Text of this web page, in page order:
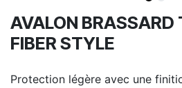
AVALON BRASSARD
FIBER STYLE
Protection légère avec une